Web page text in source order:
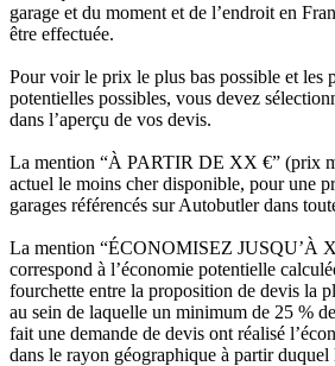
garage et du moment et de l’endroit en
être effectuée.
Pour voir le prix le plus bas possible et les
potentielles possibles, vous devez
dans l’aperçu de vos devis.
La mention “À PARTIR DE XX €” (prix
actuel le moins cher disponible, pour une
garages référencés sur Autobutler dans
La mention “ÉCONOMISEZ JUSQU’À
correspond à l’économie potentielle
fourchette entre la proposition de devis la
au sein de laquelle un minimum de 25 %
fait une demande de devis ont réalisé
dans le rayon géographique à partir duquel